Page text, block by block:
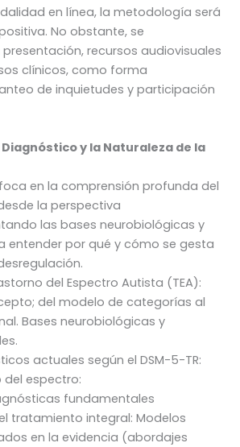
en línea, la metodología será
No obstante, se
recursos audiovisuales
clínicos, como forma
de inquietudes y participación
Diagnóstico y la Naturaleza de la
en la comprensión profunda del
la perspectiva
las bases neurobiológicas y
entender por qué y cómo se gesta
del Espectro Autista (TEA):
del modelo de categorías al
Bases neurobiológicas y
actuales según el DSM-5-TR:
del espectro:
fundamentales
tratamiento integral: Modelos
en la evidencia (abordajes